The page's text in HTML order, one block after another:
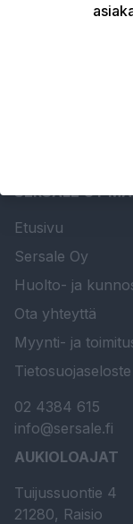
Tekniset
SERSALE OY
Etusivu
Sersale Oy
Huolto- ja
Ota yhteyttä
Myynti- ja
Tietosuojaseloste
02 4384 615
info@sersale.fi
AUKIOLOAJAT
Tuijussuontie 4
21280, Raisio